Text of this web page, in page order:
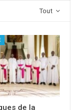
Tout
de la